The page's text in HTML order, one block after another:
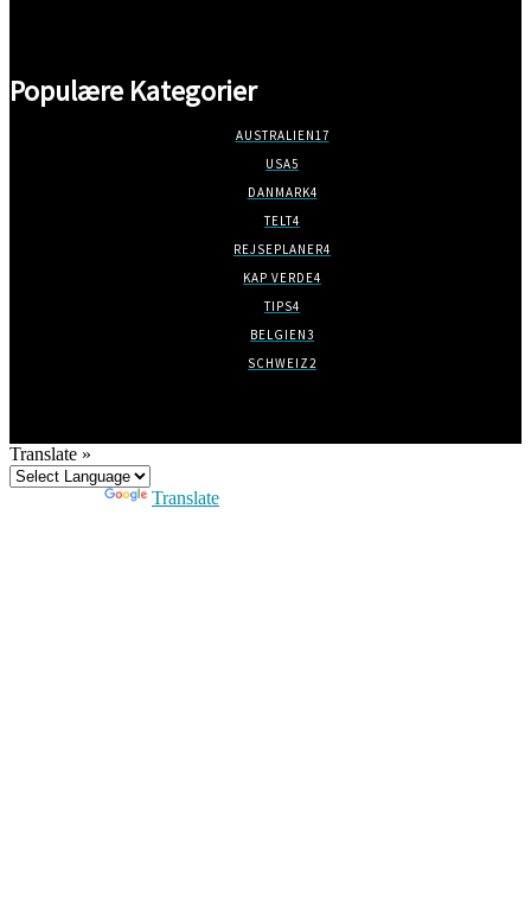
Populære Kategorier
AUSTRALIEN17
USA5
DANMARK4
TELT4
REJSEPLANER4
KAP VERDE4
TIPS4
BELGIEN3
SCHWEIZ2
Translate »
Translate